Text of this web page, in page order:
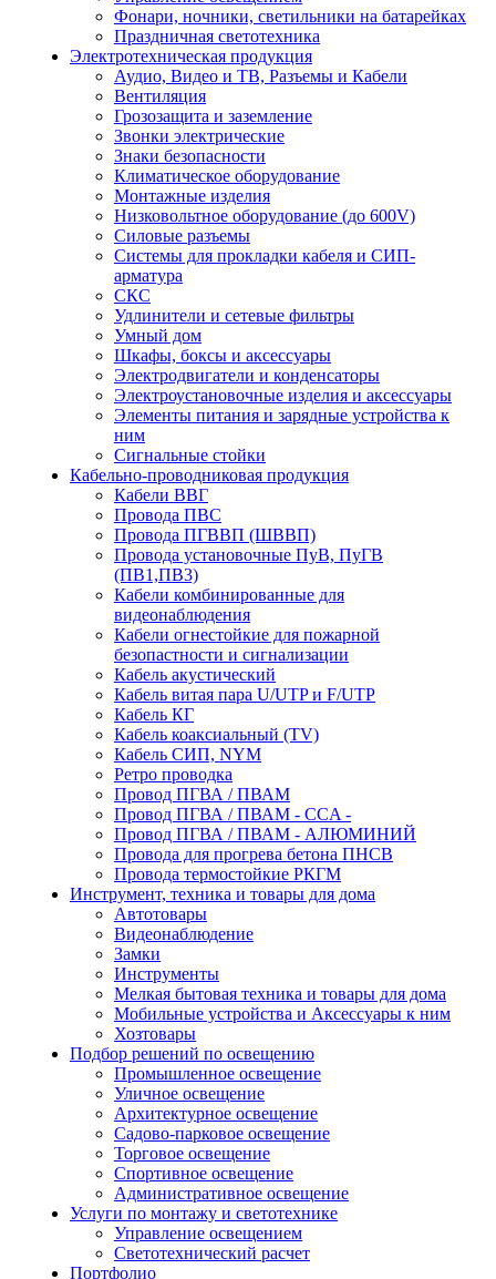
Фонари, ночники, светильники на батарейках
Праздничная светотехника
Электротехническая продукция
Аудио, Видео и ТВ, Разъемы и Кабели
Вентиляция
Грозозащита и заземление
Звонки электрические
Знаки безопасности
Климатическое оборудование
Монтажные изделия
Низковольтное оборудование (до 600V)
Силовые разъемы
Системы для прокладки кабеля и СИП-
арматура
СКС
Удлинители и сетевые фильтры
Умный дом
Шкафы, боксы и аксессуары
Электродвигатели и конденсаторы
Электроустановочные изделия и аксессуары
Элементы питания и зарядные устройства к
ним
Сигнальные стойки
Кабельно-проводниковая продукция
Кабели ВВГ
Провода ПВС
Провода ПГВВП (ШВВП)
Провода установочные ПуВ, ПуГВ
(ПВ1,ПВ3)
Кабели комбинированные для
видеонаблюдения
Кабели огнестойкие для пожарной
безопастности и сигнализации
Кабель акустический
Кабель витая пара U/UTP и F/UTP
Кабель КГ
Кабель коаксиальный (TV)
Кабель СИП, NYM
Ретро проводка
Провод ПГВА / ПВАМ
Провод ПГВА / ПВАМ - CCA -
Провод ПГВА / ПВАМ - АЛЮМИНИЙ
Провода для прогрева бетона ПНСВ
Провода термостойкие РКГМ
Инструмент, техника и товары для дома
Автотовары
Видеонаблюдение
Замки
Инструменты
Мелкая бытовая техника и товары для дома
Мобильные устройства и Аксессуары к ним
Хозтовары
Подбор решений по освещению
Промышленное освещение
Уличное освещение
Архитектурное освещение
Садово-парковое освещение
Торговое освещение
Спортивное освещение
Административное освещение
Услуги по монтажу и светотехнике
Управление освещением
Светотехнический расчет
Портфолио